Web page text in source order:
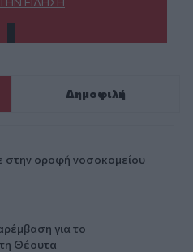
Δημοφιλή
στην οροφή νοσοκομείου
για το
Θέουτα